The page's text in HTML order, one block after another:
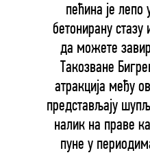
пећина је лепо
бетонирану стазу
да можете
Такозване
атракција међу
представљају
налик на праве
пуне у